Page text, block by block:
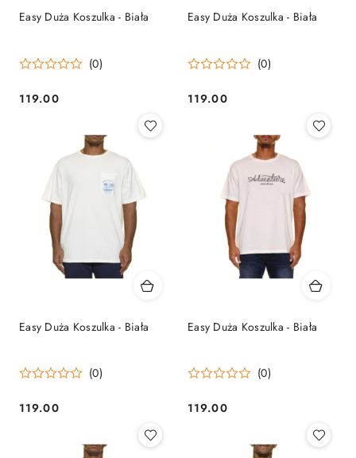
Easy Duża Koszulka - Biała
(0)
Cena:
119.00
Easy Duża Koszulka - Biała
(0)
Cena:
119.00
Easy Duża Koszulka - Biała
(0)
Cena:
119.00
Easy Duża Koszulka - Biała
(0)
Cena:
119.00